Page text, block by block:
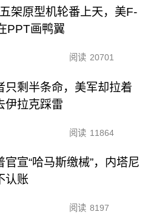
架原型机轮番上天，美F-
PPT画鸭翼
阅读 20701
只剩半条命，美军却拉着
伊拉克踩雷
阅读 11864
官宣“哈马斯缴械”，内塔尼
认账
阅读 8197